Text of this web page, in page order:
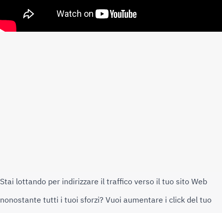
Stai lottando per indirizzare il traffico verso il tuo sito Web
nonostante tutti i tuoi sforzi? Vuoi aumentare i click del tuo